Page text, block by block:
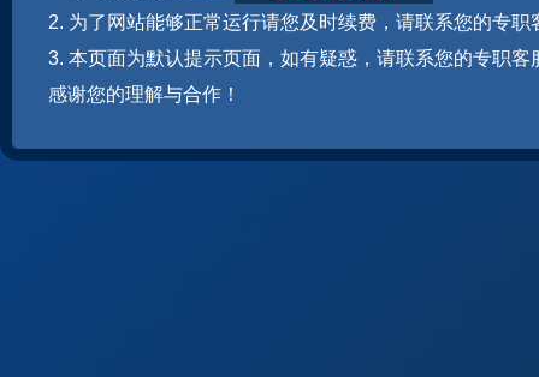
2. 为了网站能够正常运行请您及时续费，请联系您的专职
3. 本页面为默认提示页面，如有疑惑，请联系您的专职客
感谢您的理解与合作！